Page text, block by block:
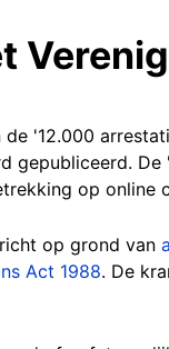
'12.000
gepubliceerd. De
op online
op grond van
Act 1988. De